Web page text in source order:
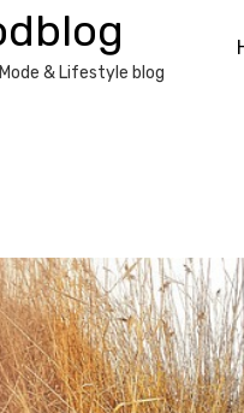
& Lifestyle blog